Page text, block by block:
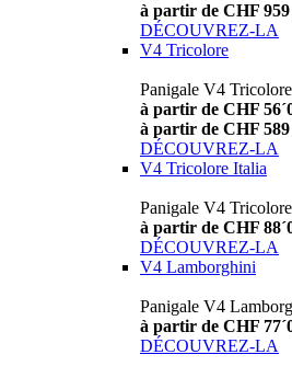
à partir de CHF
DÉCOUVREZ-LA
V4 Tricolore
Panigale V4 Tricolore
à partir de CHF
à partir de CHF
DÉCOUVREZ-LA
V4 Tricolore Italia
Panigale V4
à partir de CHF
DÉCOUVREZ-LA
V4 Lamborghini
Panigale V4
à partir de CHF
DÉCOUVREZ-LA